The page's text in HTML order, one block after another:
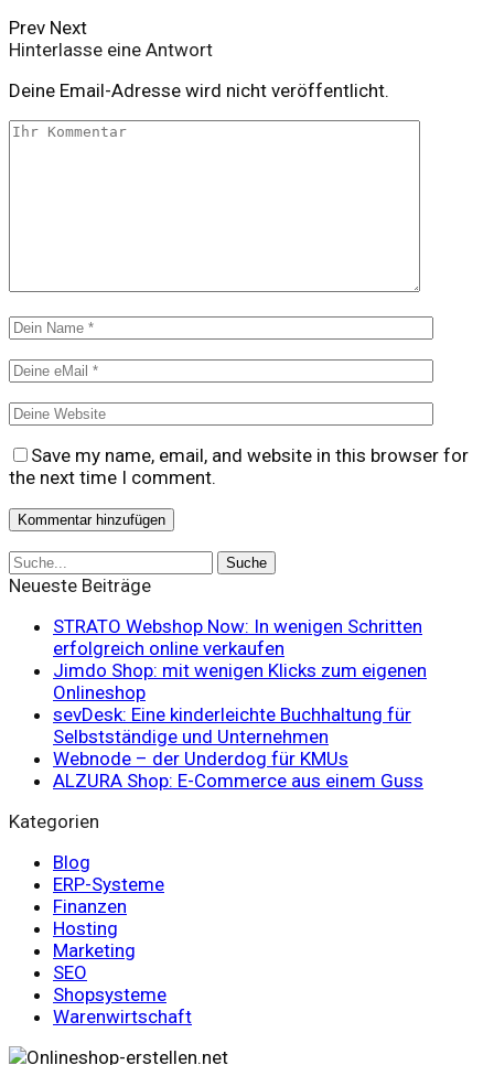
Prev Next
Hinterlasse eine Antwort
Deine Email-Adresse wird nicht veröffentlicht.
Save my name, email, and website in this browser for
the next time I comment.
Neueste Beiträge
STRATO Webshop Now: In wenigen Schritten
erfolgreich online verkaufen
Jimdo Shop: mit wenigen Klicks zum eigenen
Onlineshop
sevDesk: Eine kinderleichte Buchhaltung für
Selbstständige und Unternehmen
Webnode – der Underdog für KMUs
ALZURA Shop: E-Commerce aus einem Guss
Kategorien
Blog
ERP-Systeme
Finanzen
Hosting
Marketing
SEO
Shopsysteme
Warenwirtschaft